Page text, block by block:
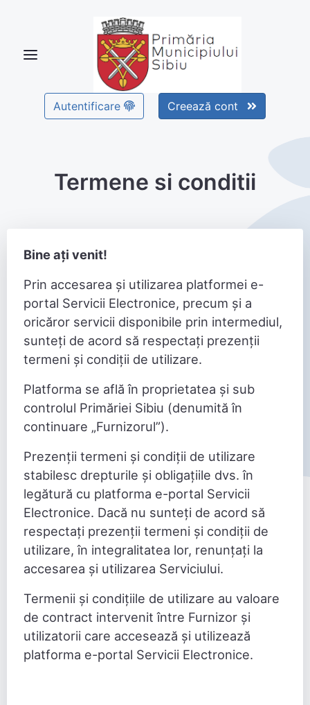
Autentificare Creează cont
Termene si conditii
Bine ați venit!
Prin accesarea și utilizarea platformei e-
portal Servicii Electronice, precum și a
oricăror servicii disponibile prin intermediul,
sunteți de acord să respectați prezenții
termeni și condiții de utilizare.
Platforma se află în proprietatea și sub
controlul Primăriei Sibiu (denumită în
continuare „Furnizorul”).
Prezenții termeni și condiții de utilizare
stabilesc drepturile și obligațiile dvs. în
legătură cu platforma e-portal Servicii
Electronice. Dacă nu sunteți de acord să
respectați prezenții termeni și condiții de
utilizare, în integralitatea lor, renunțați la
accesarea și utilizarea Serviciului.
Termenii și condițiile de utilizare au valoare
de contract intervenit între Furnizor și
utilizatorii care accesează și utilizează
platforma e-portal Servicii Electronice.